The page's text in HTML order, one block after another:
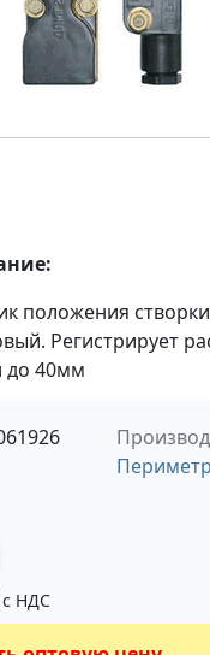
положения створки
Регистрирует
до 40мм
Периметр
с НДС